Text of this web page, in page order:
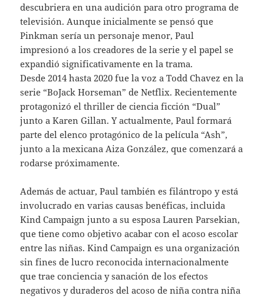
descubriera en una audición para otro programa de
televisión. Aunque inicialmente se pensó que
Pinkman sería un personaje menor, Paul
impresionó a los creadores de la serie y el papel se
expandió significativamente en la trama.
Desde 2014 hasta 2020 fue la voz a Todd Chavez en la
serie “BoJack Horseman” de Netflix. Recientemente
protagonizó el thriller de ciencia ficción “Dual”
junto a Karen Gillan. Y actualmente, Paul formará
parte del elenco protagónico de la película “Ash”,
junto a la mexicana Aiza González, que comenzará a
rodarse próximamente.
Además de actuar, Paul también es filántropo y está
involucrado en varias causas benéficas, incluida
Kind Campaign junto a su esposa Lauren Parsekian,
que tiene como objetivo acabar con el acoso escolar
entre las niñas. Kind Campaign es una organización
sin fines de lucro reconocida internacionalmente
que trae conciencia y sanación de los efectos
negativos y duraderos del acoso de niña contra niña